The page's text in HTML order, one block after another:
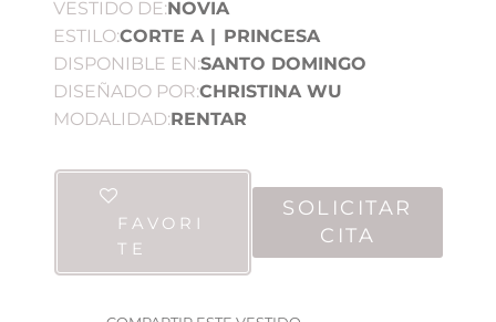
VESTIDO DE:NOVIA
ESTILO:CORTE A | PRINCESA
DISPONIBLE EN:SANTO DOMINGO
DISEÑADO POR:CHRISTINA WU
MODALIDAD:RENTAR
FAVORI
TE
SOLICITAR
CITA